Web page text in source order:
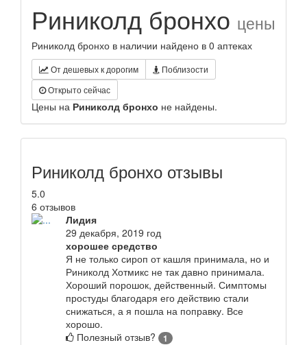
Риниколд бронхо цены
Риниколд бронхо в наличии найдено в 0 аптеках
От дешевых к дорогим
Поблизости
Открыто сейчас
Цены на Риниколд бронхо не найдены.
Риниколд бронхо отзывы
5.0
6 отзывов
Лидия
29 декабря, 2019 год
хорошее средство
Я не только сироп от кашля принимала, но и
Риниколд Хотмикс не так давно принимала.
Хороший порошок, действенный. Симптомы
простуды благодаря его действию стали
снижаться, а я пошла на поправку. Все
хорошо.
Полезный отзыв?
1